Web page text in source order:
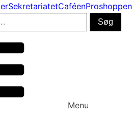
SekretariatetCaféenProshoppen
Menu